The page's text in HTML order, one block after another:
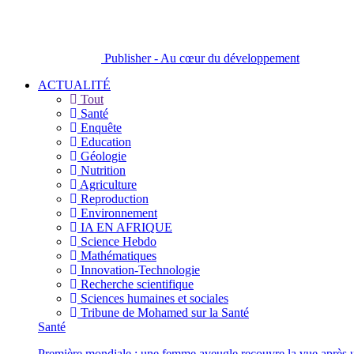
Publisher - Au cœur du développement
ACTUALITÉ
Tout
Santé
Enquête
Education
Géologie
Nutrition
Agriculture
Reproduction
Environnement
IA EN AFRIQUE
Science Hebdo
Mathématiques
Innovation-Technologie
Recherche scientifique
Sciences humaines et sociales
Tribune de Mohamed sur la Santé
Santé